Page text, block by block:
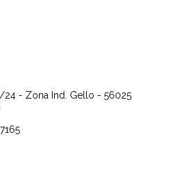
24 - Zona Ind. Gello - 56025